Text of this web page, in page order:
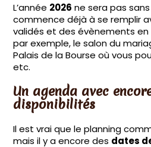
L’année 2026 ne sera pas
commence déjà à se remplir
validés et des évènements en
par exemple, le salon du
Palais de la Bourse où vous
etc.
Un agenda avec
disponibilités
Il est vrai que le planning
mais il y a encore des dates